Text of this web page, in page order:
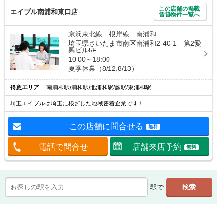
エイブル南浦和東口店
この店舗の掲載
賃貸物件一覧へ
京浜東北線・根岸線 南浦和
埼玉県さいたま市南区南浦和2-40-1 第2愛
興ビル5F
10:00～18:00
夏季休業（8/12.8/13）
得意エリア 南浦和駅/浦和駅/北浦和駅/蕨駅/東浦和駅
埼玉エイブルは埼玉に根ざした地域密着企業です！
この店舗に問合せる 無料
電話で問合せ 店舗来店予約 無料
駅で